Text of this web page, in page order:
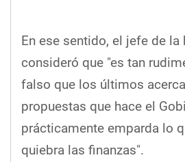
En ese sentido, el jefe de la
consideró que "es tan
falso que los últimos
propuestas que hace el
prácticamente emparda lo
quiebra las finanzas".